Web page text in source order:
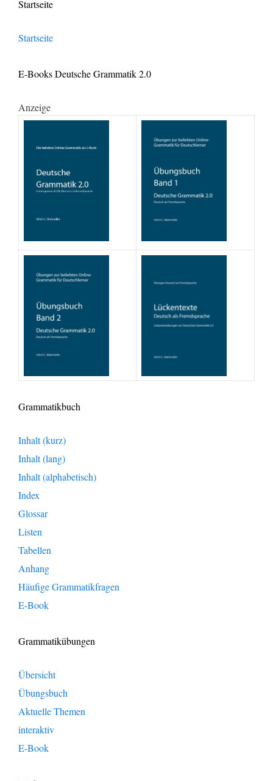
Startseite
Startseite
E-Books Deutsche Grammatik 2.0
Anzeige
Grammatikbuch
Inhalt (kurz)
Inhalt (lang)
Inhalt (alphabetisch)
Index
Glossar
Listen
Tabellen
Anhang
Häufige Grammatikfragen
E-Book
Grammatikübungen
Übersicht
Übungsbuch
Aktuelle Themen
interaktiv
E-Book